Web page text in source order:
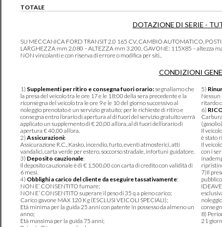
TOTALE
DOTAZIONE DI SERIE -
SU MECCANICA FORD TRANSIT 2.0 165 CV, CAMBIO AUTOMATICO,
LARGHEZZA mm 2.080 – ALTEZZA mm 3.200, GAVONE: 115X85 – altezza
NON vincolanti e con riserva di errore o modifica per siti..
CONDIZIONI
1) Supplementi per ritiro e consegna fuori orario:segnaliamo che
la presa del veicolo tra le ore 17 e le 18:00 della sera precedente e la
riconsegna del veicolo tra le ore 9 e le 10 del giorno successivo al
noleggio prenotato è un servizio gratuito; per le richieste di ritiro e
consegna entro l’orario di apertura al di fuori del servizio gratuito verrà
applicato un supplemento di € 20,00 all’ora, al di fuori dell’orario di
apertura € 40,00 all’ora.
2) Assicurazioni:
Assicurazione R.C., Kasko, incendio, furto, eventi atmosferici, atti
vandalici, carta verde per estero, soccorso stradale, infortuni guidatore.
3) Deposito cauzionale:
Il deposito cauzionale è di € 1.500,00 con carta di credito con validità di
6 mesi.
4) Obblighi a carico del cliente da eseguire tassativamente:
NON E’ CONSENTITO fumare;
NON E’ CONSENTITO superare il peso di 35 q a pieno carico;
Carico gavone MAX 120 Kg (ESCLUSI VEICOLI SPECIALI);
Età minima per la guida 25 anni con patente in possesso da almeno un
anno;
Età massima per la guida 75 anni;
5)
Nessun
ritardo
6)
Il
è stato
Il
con i
7)Il
8)
21